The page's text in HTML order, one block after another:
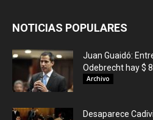
NOTICIAS POPULARES
Juan Guaidó:
Odebrecht hay $
Archivo
Desaparece